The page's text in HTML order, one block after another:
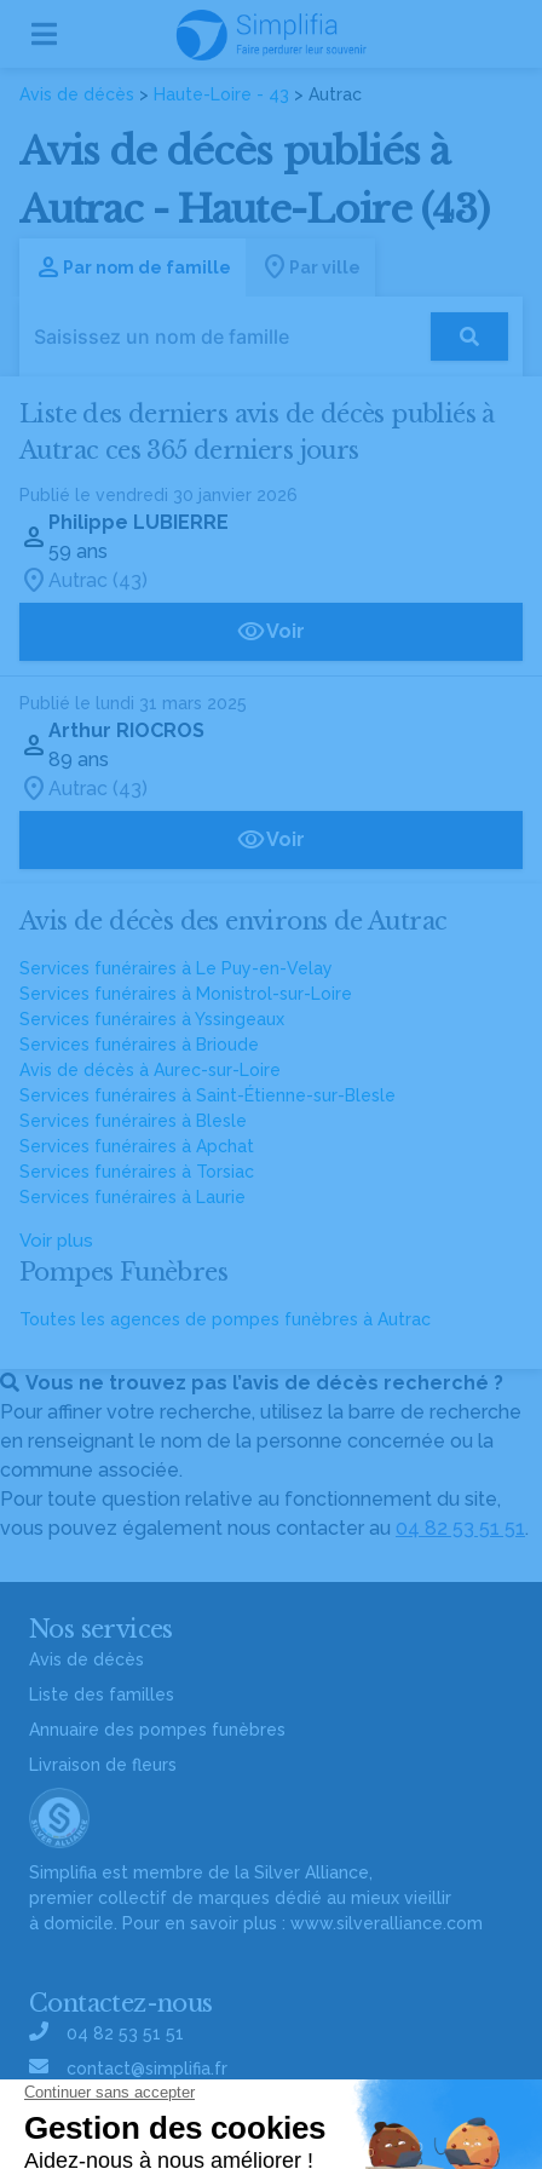
Avis de décès > Haute-Loire - 43 > Autrac
Avis de décès publiés à
Autrac - Haute-Loire (43)
Par nom de famille Par ville
Liste des derniers avis de décès publiés à
Autrac ces 365 derniers jours
Publié le vendredi 30 janvier 2026
Philippe LUBIERRE
59 ans
Autrac (43)
Voir
Publié le lundi 31 mars 2025
Arthur RIOCROS
89 ans
Autrac (43)
Voir
Avis de décès des environs de Autrac
Services funéraires à Le Puy-en-Velay
Services funéraires à Monistrol-sur-Loire
Services funéraires à Yssingeaux
Services funéraires à Brioude
Avis de décès à Aurec-sur-Loire
Services funéraires à Saint-Étienne-sur-Blesle
Services funéraires à Blesle
Services funéraires à Apchat
Services funéraires à Torsiac
Services funéraires à Laurie
Voir plus
Pompes Funèbres
Toutes les agences de pompes funèbres à Autrac
Vous ne trouvez pas l’avis de décès recherché ?
Pour affiner votre recherche, utilisez la barre de recherche
en renseignant le nom de la personne concernée ou la
commune associée.
Pour toute question relative au fonctionnement du site,
vous pouvez également nous contacter au 04 82 53 51 51.
Nos services
Avis de décès
Liste des familles
Annuaire des pompes funèbres
Livraison de fleurs
Simplifia est membre de la Silver Alliance,
premier collectif de marques dédié au mieux vieillir
à domicile. Pour en savoir plus : www.silveralliance.com
Contactez-nous
04 82 53 51 51
contact@simplifia.fr
Réseaux sociaux